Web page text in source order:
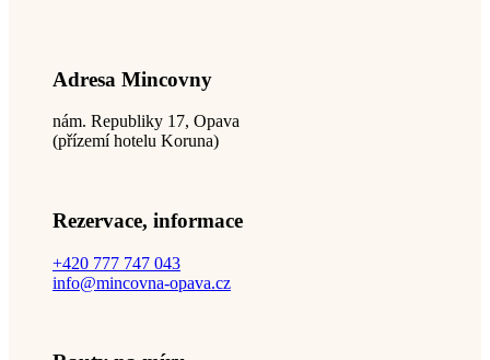
Adresa Mincovny
nám. Republiky 17, Opava
(přízemí hotelu Koruna)
Rezervace, informace
+420 777 747 043
info@mincovna-opava.cz